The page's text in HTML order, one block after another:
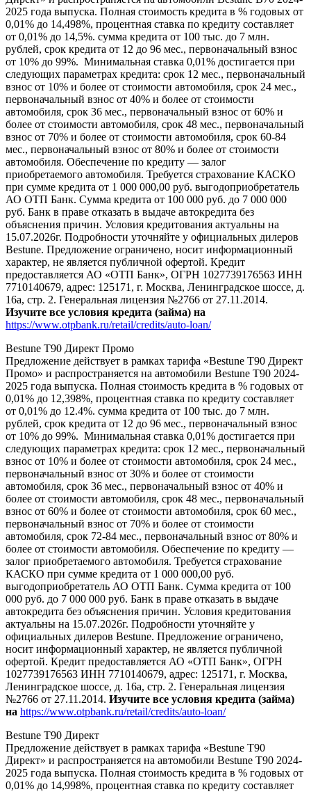
2025 года выпуска. Полная стоимость кредита в % годовых от
0,01% до 14,498%, процентная ставка по кредиту составляет
от 0,01% до 14,5%. сумма кредита от 100 тыс. до 7 млн.
рублей, срок кредита от 12 до 96 мес., первоначальный взнос
от 10% до 99%. Минимальная ставка 0,01% достигается при
следующих параметрах кредита: срок 12 мес., первоначальный
взнос от 10% и более от стоимости автомобиля, срок 24 мес.,
первоначальный взнос от 40% и более от стоимости
автомобиля, срок 36 мес., первоначальный взнос от 60% и
более от стоимости автомобиля, срок 48 мес., первоначальный
взнос от 70% и более от стоимости автомобиля, срок 60-84
мес., первоначальный взнос от 80% и более от стоимости
автомобиля. Обеспечение по кредиту — залог
приобретаемого автомобиля. Требуется страхование КАСКО
при сумме кредита от 1 000 000,00 руб. выгодоприобретатель
АО ОТП Банк. Сумма кредита от 100 000 руб. до 7 000 000
руб. Банк в праве отказать в выдаче автокредита без
объяснения причин. Условия кредитования актуальны на
15.07.2026г. Подробности уточняйте у официальных дилеров
Bestune. Предложение ограничено, носит информационный
характер, не является публичной офертой. Кредит
предоставляется АО «ОТП Банк», ОГРН 1027739176563 ИНН
7710140679, адрес: 125171, г. Москва, Ленинградское шоссе, д.
16а, стр. 2. Генеральная лицензия №2766 от 27.11.2014.
Изучите все условия кредита (займа) на
https://www.otpbank.ru/retail/credits/auto-loan/
Bestune T90 Директ Промо
Предложение действует в рамках тарифа «Bestune T90 Директ
Промо» и распространяется на автомобили Bestune T90 2024-
2025 года выпуска. Полная стоимость кредита в % годовых от
0,01% до 12,398%, процентная ставка по кредиту составляет
от 0,01% до 12.4%. сумма кредита от 100 тыс. до 7 млн.
рублей, срок кредита от 12 до 96 мес., первоначальный взнос
от 10% до 99%. Минимальная ставка 0,01% достигается при
следующих параметрах кредита: срок 12 мес., первоначальный
взнос от 10% и более от стоимости автомобиля, срок 24 мес.,
первоначальный взнос от 30% и более от стоимости
автомобиля, срок 36 мес., первоначальный взнос от 40% и
более от стоимости автомобиля, срок 48 мес., первоначальный
взнос от 60% и более от стоимости автомобиля, срок 60 мес.,
первоначальный взнос от 70% и более от стоимости
автомобиля, срок 72-84 мес., первоначальный взнос от 80% и
более от стоимости автомобиля. Обеспечение по кредиту —
залог приобретаемого автомобиля. Требуется страхование
КАСКО при сумме кредита от 1 000 000,00 руб.
выгодоприобретатель АО ОТП Банк. Сумма кредита от 100
000 руб. до 7 000 000 руб. Банк в праве отказать в выдаче
автокредита без объяснения причин. Условия кредитования
актуальны на 15.07.2026г. Подробности уточняйте у
официальных дилеров Bestune. Предложение ограничено,
носит информационный характер, не является публичной
офертой. Кредит предоставляется АО «ОТП Банк», ОГРН
1027739176563 ИНН 7710140679, адрес: 125171, г. Москва,
Ленинградское шоссе, д. 16а, стр. 2. Генеральная лицензия
№2766 от 27.11.2014. Изучите все условия кредита (займа)
на https://www.otpbank.ru/retail/credits/auto-loan/
Bestune T90 Директ
Предложение действует в рамках тарифа «Bestune T90
Директ» и распространяется на автомобили Bestune T90 2024-
2025 года выпуска. Полная стоимость кредита в % годовых от
0,01% до 14,998%, процентная ставка по кредиту составляет